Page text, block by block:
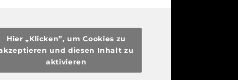
Hier „Klicken”, um Cookies zu
und diesen Inhalt zu
aktivieren